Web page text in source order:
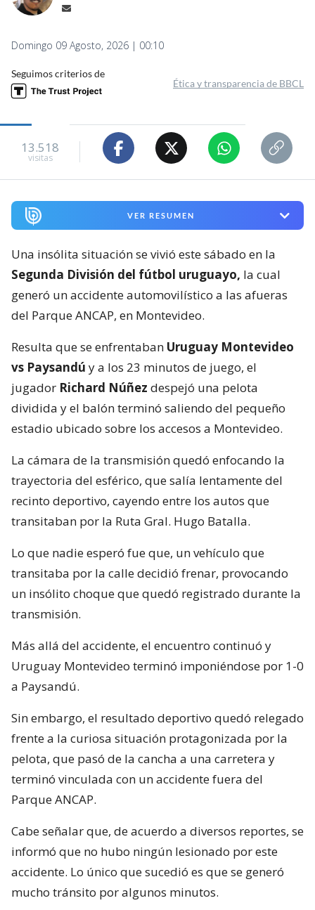
Domingo 09 Agosto, 2026 | 00:10
Seguimos criterios de
Ética y transparencia de BBCL
13.518
visitas
VER RESUMEN
Una insólita situación se vivió este sábado en la
Segunda División del fútbol uruguayo, la cual
generó un accidente automovilístico a las afueras
del Parque ANCAP, en Montevideo.
Resulta que se enfrentaban Uruguay Montevideo
vs Paysandú y a los 23 minutos de juego, el
jugador Richard Núñez despejó una pelota
dividida y el balón terminó saliendo del pequeño
estadio ubicado sobre los accesos a Montevideo.
La cámara de la transmisión quedó enfocando la
trayectoria del esférico, que salía lentamente del
recinto deportivo, cayendo entre los autos que
transitaban por la Ruta Gral. Hugo Batalla.
Lo que nadie esperó fue que, un vehículo que
transitaba por la calle decidió frenar, provocando
un insólito choque que quedó registrado durante la
transmisión.
Más allá del accidente, el encuentro continuó y
Uruguay Montevideo terminó imponiéndose por 1-0
a Paysandú.
Sin embargo, el resultado deportivo quedó relegado
frente a la curiosa situación protagonizada por la
pelota, que pasó de la cancha a una carretera y
terminó vinculada con un accidente fuera del
Parque ANCAP.
Cabe señalar que, de acuerdo a diversos reportes, se
informó que no hubo ningún lesionado por este
accidente. Lo único que sucedió es que se generó
mucho tránsito por algunos minutos.